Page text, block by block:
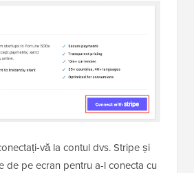
vă la contul dvs. Stripe și
de pe ecran pentru a-l conecta cu